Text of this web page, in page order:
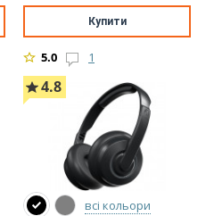
Купити
5.0 1
4.8
всі кольори